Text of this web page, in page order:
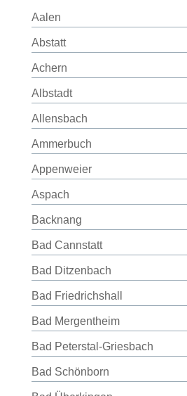
Aalen
Abstatt
Achern
Albstadt
Allensbach
Ammerbuch
Appenweier
Aspach
Backnang
Bad Cannstatt
Bad Ditzenbach
Bad Friedrichshall
Bad Mergentheim
Bad Peterstal-Griesbach
Bad Schönborn